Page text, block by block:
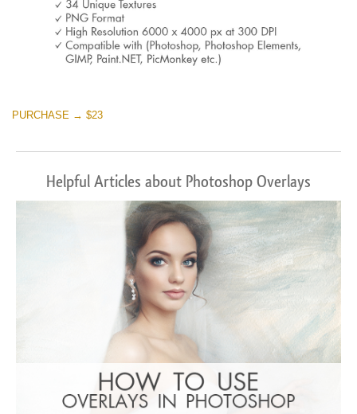
PURCHASE → $23
Helpful Articles about Photoshop Overlays